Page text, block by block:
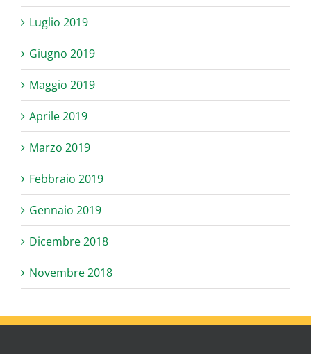
Luglio 2019
Giugno 2019
Maggio 2019
Aprile 2019
Marzo 2019
Febbraio 2019
Gennaio 2019
Dicembre 2018
Novembre 2018